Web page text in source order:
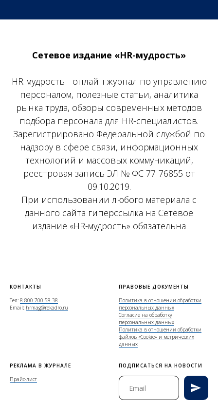
Сетевое издание «HR-мудрость»
HR-мудрость - онлайн журнал по управлению
персоналом, полезные статьи, аналитика
рынка труда, обзоры современных методов
подбора персонала для HR-специалистов.
Зарегистрировано Федеральной службой по
надзору в сфере связи, информационных
технологий и массовых коммуникаций,
реестровая запись ЭЛ № ФС 77-76855 от
09.10.2019.
При использовании любого материала с
данного сайта гиперссылка на Сетевое
издание «HR-мудрость» обязательна
КОНТАКТЫ
Тел: 8 800 700 58 38
Email: hrmag@rekadro.ru
ПРАВОВЫЕ ДОКУМЕНТЫ
Политика в отношении обработки
персональных данных
Согласие на обработку
персональных данных
Политика в отношении обработки
файлов «Cookie» и метрических
данных
РЕКЛАМА В ЖУРНАЛЕ
Прайс-лист
ПОДПИСАТЬСЯ НА НОВОСТИ